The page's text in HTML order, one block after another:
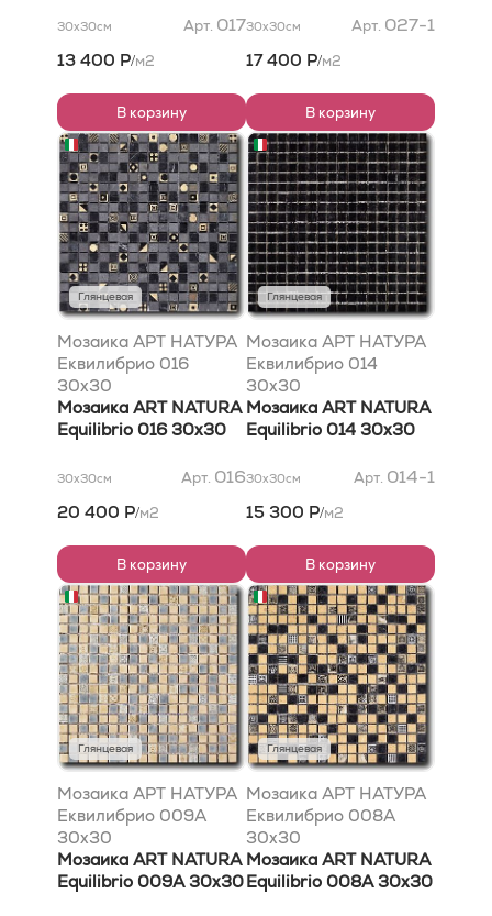
30x30см Арт. 017
13 400 Р/м2
В корзину
30x30см Арт. 027-1
17 400 Р/м2
В корзину
Глянцевая
Мозаика АРТ НАТУРА
Еквилибрио 016
30x30
Мозаика ART NATURA
Equilibrio 016 30x30
30x30см Арт. 016
20 400 Р/м2
В корзину
Глянцевая
Мозаика АРТ НАТУРА
Еквилибрио 014
30x30
Мозаика ART NATURA
Equilibrio 014 30x30
30x30см Арт. 014-1
15 300 Р/м2
В корзину
Глянцевая
Мозаика АРТ НАТУРА
Еквилибрио 009A
30x30
Мозаика ART NATURA
Equilibrio 009A 30x30
Глянцевая
Мозаика АРТ НАТУРА
Еквилибрио 008A
30x30
Мозаика ART NATURA
Equilibrio 008A 30x30